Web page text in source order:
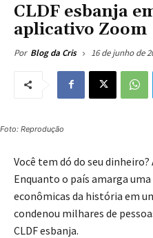
CLDF esbanja
aplicativo Zoom
Por Blog da Cris 16 de junho de
Foto: Reprodução
Você tem dó do seu
Enquanto o país amarga
econômicas da história em
condenou milhares de
CLDF esbanja.